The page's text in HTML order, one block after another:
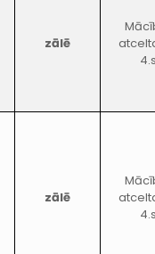
zālē
zālē